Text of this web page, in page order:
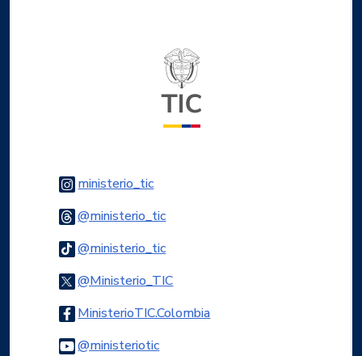
ministerio_ticLogo Instagram
@ministerio_ticLogo Threads
@ministerio_ticLogo Tiktok
@Ministerio_TICLogo Twitter
MinisterioTIC.ColombiaLogo Facebook
@ministerioticLogo Youtube